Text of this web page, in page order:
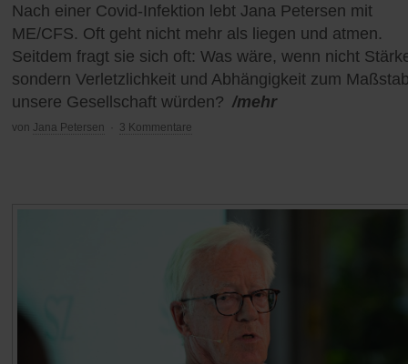
Nach einer Covid-Infektion lebt Jana Petersen mit
ME/CFS. Oft geht nicht mehr als liegen und atmen.
Seitdem fragt sie sich oft: Was wäre, wenn nicht
sondern Verletzlichkeit und Abhängigkeit zum
unsere Gesellschaft würden? /mehr
von Jana Petersen 3 Kommentare